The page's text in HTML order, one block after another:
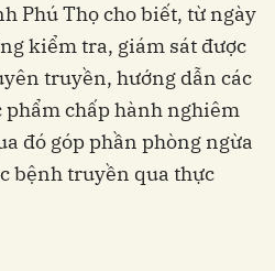
Phú Thọ cho biết, từ ngày
kiểm tra, giám sát được
truyền, hướng dẫn các
chấp hành nghiêm
đó góp phần phòng ngừa
bệnh truyền qua thực